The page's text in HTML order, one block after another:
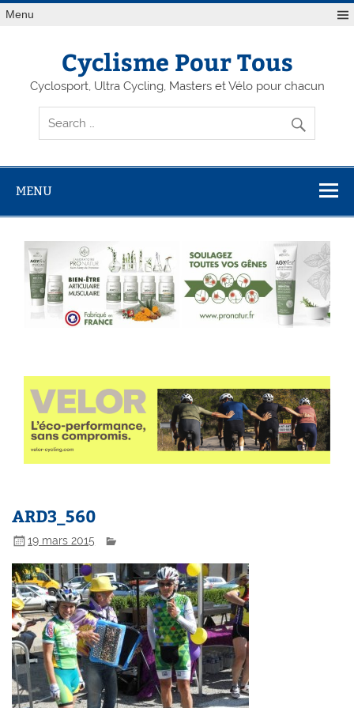
Menu
Cyclisme Pour Tous
Cyclosport, Ultra Cycling, Masters et Vélo pour chacun
MENU
ARD3_560
19 mars 2015